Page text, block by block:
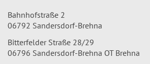
Bahnhofstraße 2
06792 Sandersdorf-Brehna
Bitterfelder Straße 28/29
06796 Sandersdorf-Brehna OT Brehna